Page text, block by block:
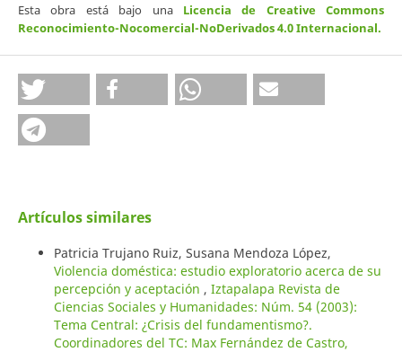
Esta obra está bajo una Licencia de Creative Commons
Reconocimiento-Nocomercial-NoDerivados 4.0 Internacional.
Artículos similares
Patricia Trujano Ruiz, Susana Mendoza López,
Violencia doméstica: estudio exploratorio acerca de su
percepción y aceptación , Iztapalapa Revista de
Ciencias Sociales y Humanidades: Núm. 54 (2003):
Tema Central: ¿Crisis del fundamentismo?.
Coordinadores del TC: Max Fernández de Castro,